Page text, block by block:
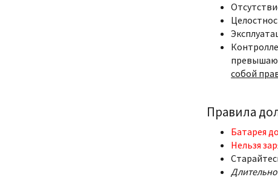
собой
Правила
Батарея
Нельзя